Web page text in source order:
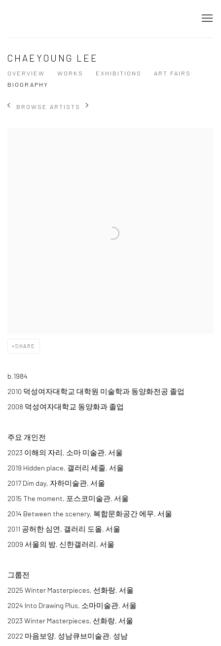
CHAEYOUNG LEE
OVERVIEW WORKS EXHIBITIONS
ART FAIRS
BIOGRAPHY
BROWSE ARTISTS
SHARE
b.1984
2010 덕성여자대학교 대학원 미술학과 동양화전공 졸업
2008 덕성여자대학교 동양화과 졸업
주요 ​개인전
2023 이해의 자리, 소마 미술관, 서울
2019 Hidden place, 갤러리 세줄, 서울
2017 Dim day, 자하미술관, 서울
​2015 The moment, 포스코미술관, 서울
2014 Between the scenery, 복합문화공간 에무, 서울
2011 공허한 심연, 갤러리 도올, 서울
2009 서울의 밤, 신한갤러리, 서울
​그룹전
2025 Winter Masterpieces, 선화랑, 서울
2024 Into Drawing Plus, 소마미술관, 서울
2023 Winter Masterpieces, 선화랑, 서울
2022 마음보양, 성남큐브미술관, 성남